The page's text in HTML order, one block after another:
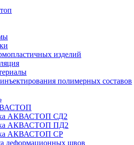
изделий
полимерных составов
АКВАСТОП СД2
АКВАСТОП ПД2
АКВАСТОП СР
деформационных швов